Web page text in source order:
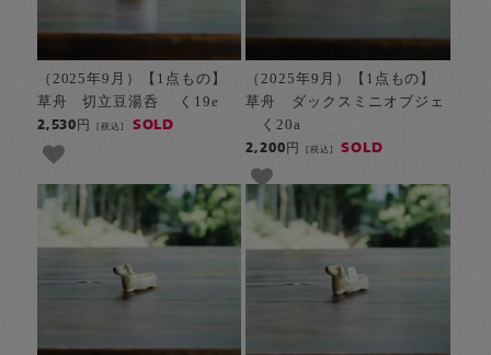
（2025年9月）【1点もの】
草舟 切立豆湯呑 く19e
2,530円[税込] SOLD
（2025年9月）【1点もの】
草舟 ダックスミニオブジェ
く20a
2,200円 [税込] SOLD